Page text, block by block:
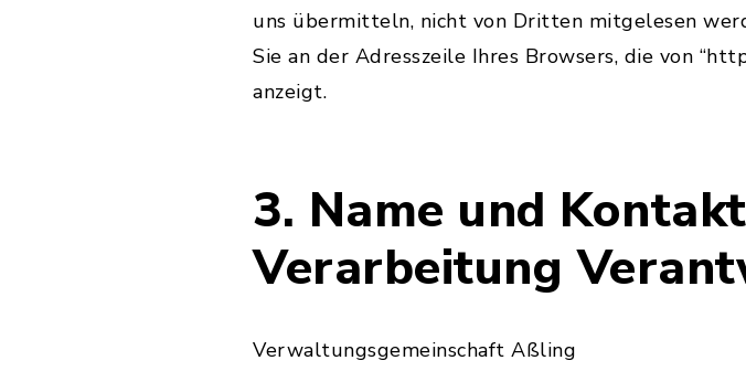
uns übermitteln, nicht von Dritten mitgelesen
Sie an der Adresszeile Ihres Browsers, die von
anzeigt.
3. Name und
Verarbeitung
Verwaltungsgemeinschaft Aßling